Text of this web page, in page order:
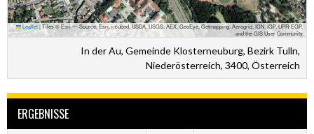
Leaflet|Tiles © Esri — Source: Esri, i-cubed, USDA, USGS, AEX, GeoEye, Getmapping, Aerogrid, IGN, IGP, UPR-EGP,
and the GIS User Community
In der Au, Gemeinde Klosterneuburg, Bezirk Tulln,
Niederösterreich, 3400, Österreich
ERGEBNISSE